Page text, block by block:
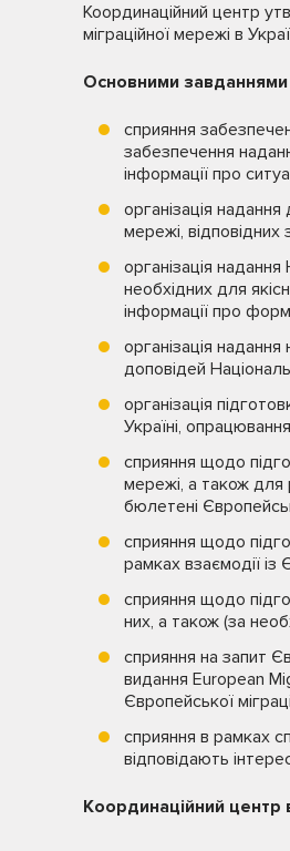
Координаційний центр
міграційної мережі в
Основними
сприяння
забезпечення
інформації про
організація
мережі, відповідних
організація
необхідних для
інформації про
організація
доповідей
організація
Україні,
сприяння щодо
мережі, а також для
бюлетені
сприяння щодо
рамках взаємодії
сприяння щодо
них, а також (за
сприяння на запит
видання European
Європейської
сприяння в рамках
відповідають
Координаційний центр